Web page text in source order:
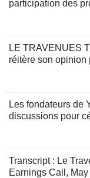
participation des
LE TRAVENUES
réitère son opinion
Les fondateurs de
discussions pour
Transcript : Le
Earnings Call,